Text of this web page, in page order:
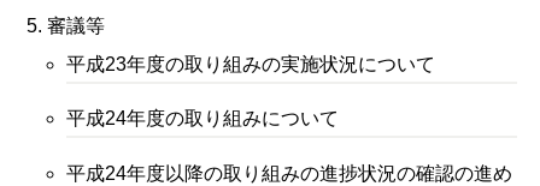
審議等
平成23年度の取り組みの実施状況について
平成24年度の取り組みについて
平成24年度以降の取り組みの進捗状況の確認の進め